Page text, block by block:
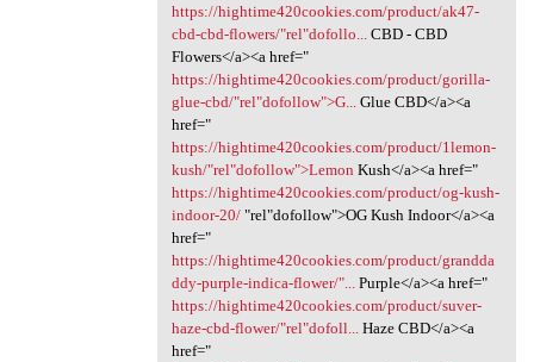
https://hightime420cookies.com/product/ak47-
cbd-cbd-flowers/"rel"dofollo...
CBD - CBD
Flowers</a><a href="
https://hightime420cookies.com/product/gorilla-
glue-cbd/"rel"dofollow">G...
Glue CBD</a><a
href="
https://hightime420cookies.com/product/1lemon-
kush/"rel"dofollow">Lemon Kush</a><a href="
https://hightime420cookies.com/product/og-kush-
indoor-20/"rel"dofollow">OG Kush Indoor</a><a
href="
https://hightime420cookies.com/product/grandda
ddy-purple-indica-flower/"...
Purple</a><a href="
https://hightime420cookies.com/product/suver-
haze-cbd-flower/"rel"dofoll...
Haze CBD</a><a
href="